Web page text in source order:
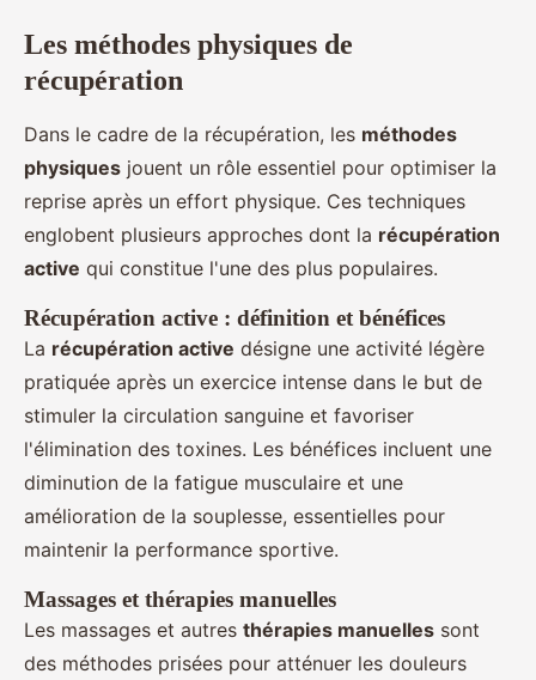
Les méthodes physiques de
récupération
Dans le cadre de la récupération, les méthodes
physiques jouent un rôle essentiel pour optimiser la
reprise après un effort physique. Ces techniques
englobent plusieurs approches dont la récupération
active qui constitue l'une des plus populaires.
Récupération active : définition et bénéfices
La récupération active désigne une activité légère
pratiquée après un exercice intense dans le but de
stimuler la circulation sanguine et favoriser
l'élimination des toxines. Les bénéfices incluent une
diminution de la fatigue musculaire et une
amélioration de la souplesse, essentielles pour
maintenir la performance sportive.
Massages et thérapies manuelles
Les massages et autres thérapies manuelles sont
des méthodes prisées pour atténuer les douleurs